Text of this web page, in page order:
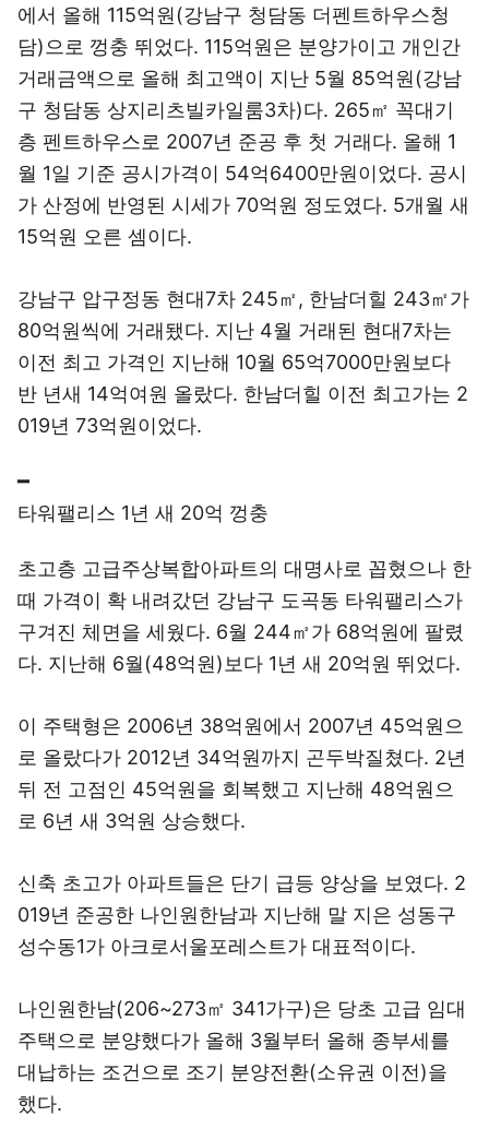
에서 올해 115억원(강남구 청담동 더펜트하우스청
담)으로 껑충 뛰었다. 115억원은 분양가이고 개인간
거래금액으로 올해 최고액이 지난 5월 85억원(강남
구 청담동 상지리츠빌카일룸3차)다. 265㎡ 꼭대기
층 펜트하우스로 2007년 준공 후 첫 거래다. 올해 1
월 1일 기준 공시가격이 54억6400만원이었다. 공시
가 산정에 반영된 시세가 70억원 정도였다. 5개월 새
15억원 오른 셈이다.
강남구 압구정동 현대7차 245㎡, 한남더힐 243㎡가
80억원씩에 거래됐다. 지난 4월 거래된 현대7차는
이전 최고 가격인 지난해 10월 65억7000만원보다
반 년새 14억여원 올랐다. 한남더힐 이전 최고가는 2
019년 73억원이었다.
━
타워팰리스 1년 새 20억 껑충
초고층 고급주상복합아파트의 대명사로 꼽혔으나 한
때 가격이 확 내려갔던 강남구 도곡동 타워팰리스가
구겨진 체면을 세웠다. 6월 244㎡가 68억원에 팔렸
다. 지난해 6월(48억원)보다 1년 새 20억원 뛰었다.
이 주택형은 2006년 38억원에서 2007년 45억원으
로 올랐다가 2012년 34억원까지 곤두박질쳤다. 2년
뒤 전 고점인 45억원을 회복했고 지난해 48억원으
로 6년 새 3억원 상승했다.
신축 초고가 아파트들은 단기 급등 양상을 보였다. 2
019년 준공한 나인원한남과 지난해 말 지은 성동구
성수동1가 아크로서울포레스트가 대표적이다.
나인원한남(206~273㎡ 341가구)은 당초 고급 임대
주택으로 분양했다가 올해 3월부터 올해 종부세를
대납하는 조건으로 조기 분양전환(소유권 이전)을
했다.